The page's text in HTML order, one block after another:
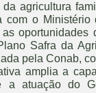
agricultura
o Ministério
oportunidades
Safra da
pela Conab,
amplia a
atuação do